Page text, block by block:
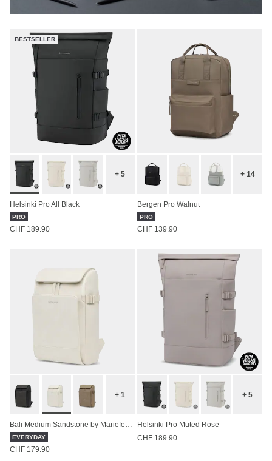
BESTSELLER
+ 5
Helsinki Pro All Black
PRO
CHF 189.90
+ 14
Bergen Pro Walnut
PRO
CHF 139.90
+ 1
Bali Medium Sandstone by Mariefeandjakesnow
EVERYDAY
CHF 179.90
+ 5
Helsinki Pro Muted Rose
CHF 189.90